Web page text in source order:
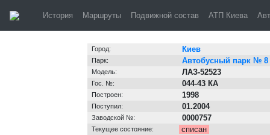
История Маршруты Подвижной состав АТП Киева
Киев, автобус
Город:
Киев
Парк: Автобусный парк № 8
Модель: ЛАЗ-52523
Гос. №: 044-43 КА
Построен: 1998
Поступил: 01.2004
Заводской №: 0000757
Текущее состояние: списан